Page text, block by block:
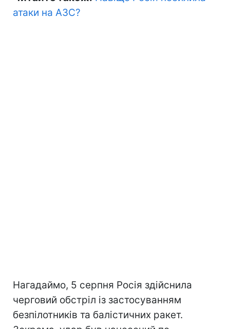
атаки на АЗС?
Нагадаймо, 5 серпня Росія здійснила
черговий обстріл із застосуванням
безпілотників та балістичних ракет.